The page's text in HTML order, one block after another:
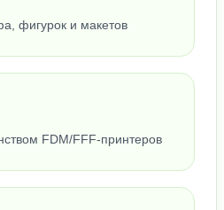
фигурок и макетов
FDM/FFF-принтеров